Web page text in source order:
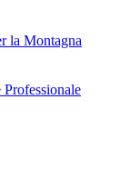
la Montagna